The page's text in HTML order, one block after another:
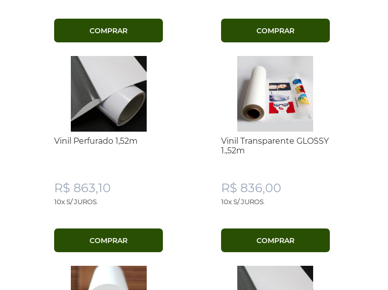
COMPRAR COMPRAR
Vinil Perfurado 1,52m
R$ 863,10
10x S/ JUROS
COMPRAR
Vinil Transparente GLOSSY
1.,52m
R$ 836,00
10x S/ JUROS.
COMPRAR